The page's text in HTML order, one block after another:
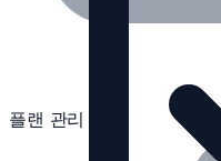
플랜 관리